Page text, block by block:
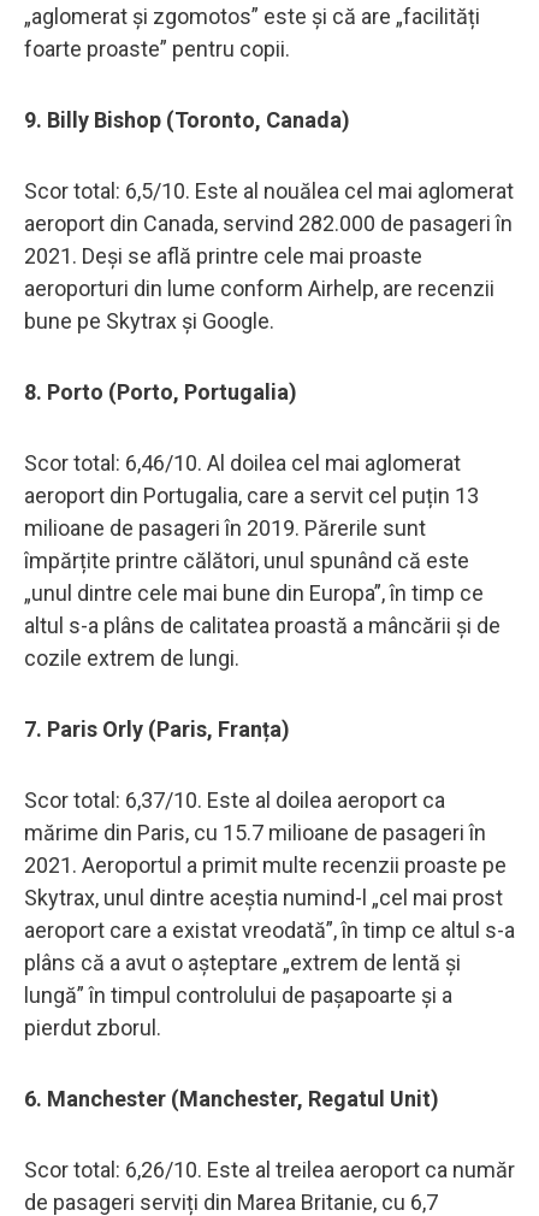
„aglomerat și zgomotos” este și că are „facilități
foarte proaste” pentru copii.
9. Billy Bishop (Toronto, Canada)
Scor total: 6,5/10. Este al nouălea cel mai aglomerat
aeroport din Canada, servind 282.000 de pasageri în
2021. Deși se află printre cele mai proaste
aeroporturi din lume conform Airhelp, are recenzii
bune pe Skytrax și Google.
8. Porto (Porto, Portugalia)
Scor total: 6,46/10. Al doilea cel mai aglomerat
aeroport din Portugalia, care a servit cel puțin 13
milioane de pasageri în 2019. Părerile sunt
împărțite printre călători, unul spunând că este
„unul dintre cele mai bune din Europa”, în timp ce
altul s-a plâns de calitatea proastă a mâncării și de
cozile extrem de lungi.
7. Paris Orly (Paris, Franța)
Scor total: 6,37/10. Este al doilea aeroport ca
mărime din Paris, cu 15.7 milioane de pasageri în
2021. Aeroportul a primit multe recenzii proaste pe
Skytrax, unul dintre aceștia numind-l „cel mai prost
aeroport care a existat vreodată”, în timp ce altul s-a
plâns că a avut o așteptare „extrem de lentă și
lungă” în timpul controlului de pașapoarte și a
pierdut zborul.
6. Manchester (Manchester, Regatul Unit)
Scor total: 6,26/10. Este al treilea aeroport ca număr
de pasageri serviți din Marea Britanie, cu 6,7